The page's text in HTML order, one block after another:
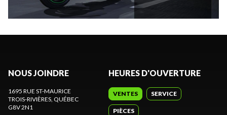
NOUS JOINDRE
1695 RUE ST-MAURICE
TROIS-RIVIÈRES , QUÉBEC
G8V 2N1
HEURES D'OUVERTURE
VENTES SERVICE
PIÈCES